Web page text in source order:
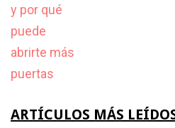
ARTÍCULOS MÁS